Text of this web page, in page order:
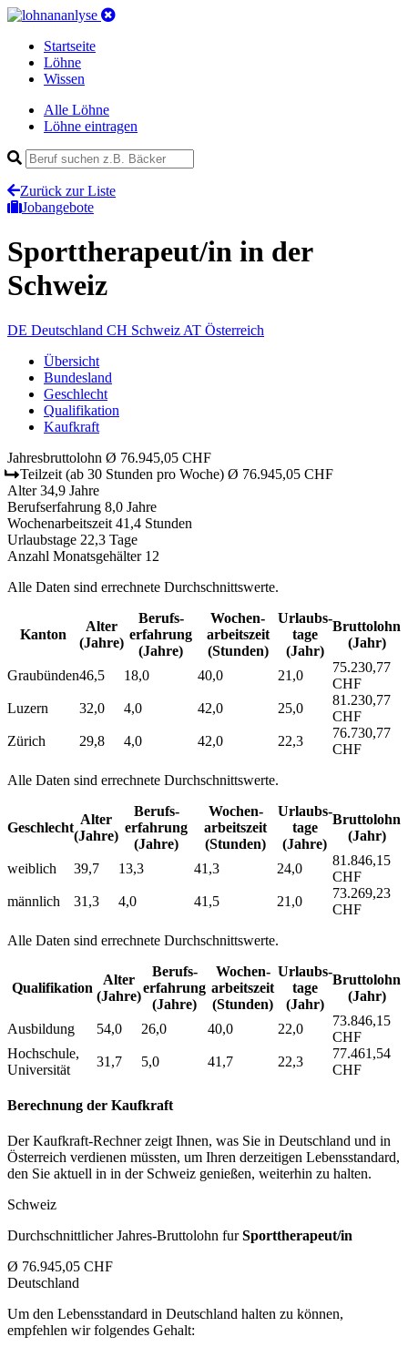
Startseite
Löhne
Wissen
Alle Löhne
Löhne eintragen
Zurück zur Liste
Jobangebote
Sporttherapeut/in in der
Schweiz
DE Deutschland CH Schweiz AT Österreich
Übersicht
Bundesland
Geschlecht
Qualifikation
Kaufkraft
Jahresbruttolohn Ø 76.945,05 CHF
Teilzeit (ab 30 Stunden pro Woche) Ø 76.945,05 CHF
Alter 34,9 Jahre
Berufserfahrung 8,0 Jahre
Wochenarbeitszeit 41,4 Stunden
Urlaubstage 22,3 Tage
Anzahl Monatsgehälter 12
Alle Daten sind errechnete Durchschnittswerte.
Kanton
Alter
(Jahre)
Berufs­
erfahrung
(Jahre)
Wochen­
arbeitszeit
(Stunden)
Urlaubs­
tage
(Jahr)
Bruttolohn
(Jahr)
Graubünden46,5 18,0 40,0 21,0
75.230,77
CHF
Luzern
32,0 4,0 42,0 25,0
81.230,77
CHF
Zürich
29,8 4,0 42,0 22,3
76.730,77
CHF
Alle Daten sind errechnete Durchschnittswerte.
Geschlecht
Alter
(Jahre)
Berufs­
erfahrung
(Jahre)
Wochen­
arbeitszeit
(Stunden)
Urlaubs­
tage
(Jahre)
Bruttolohn
(Jahr)
weiblich 39,7 13,3 41,3 24,0
81.846,15
CHF
männlich
31,3 4,0 41,5 21,0
73.269,23
CHF
Alle Daten sind errechnete Durchschnittswerte.
Qualifikation
Alter
(Jahre)
Berufs­
erfahrung
(Jahre)
Wochen­
arbeitszeit
(Stunden)
Urlaubs­
tage
(Jahr)
Bruttolohn
(Jahr)
Ausbildung 54,0 26,0 40,0 22,0
73.846,15
CHF
Hochschule,
Universität
31,7 5,0 41,7 22,3
77.461,54
CHF
Berechnung der Kaufkraft
Der Kaufkraft-Rechner zeigt Ihnen, was Sie in Deutschland und in
Österreich verdienen müssten, um Ihren derzeitigen Lebensstandard,
den Sie aktuell in in der Schweiz genießen, weiterhin zu halten.
Schweiz
Durchschnittlicher Jahres-Bruttolohn furSporttherapeut/in
Ø 76.945,05 CHF
Deutschland
Um den Lebensstandard in Deutschland halten zu können,
empfehlen wir folgendes Gehalt: